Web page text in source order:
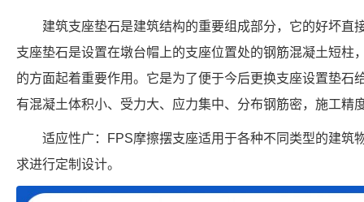
建筑支座垫石是建筑结构的重要组成部分，它的好坏直
支座垫石是设置在墩台帽上的支座位置处的钢筋混凝土短柱
的方面起着重要作用。它是为了便于今后更换支座设置垫石
有混凝土体积小、受力大、应力集中、分布钢筋密，施工精
适应性广：FPS摩擦摆支座适用于各种不同类型的建筑
求进行定制设计。